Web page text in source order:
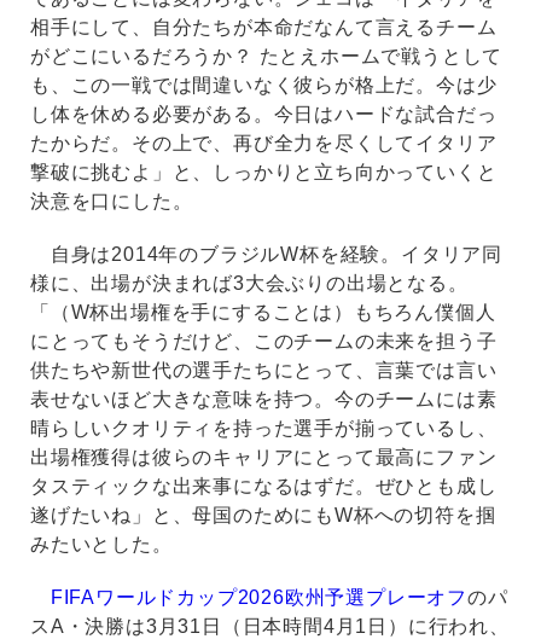
相手にして、自分たちが本命だなんて言えるチーム
がどこにいるだろうか？ たとえホームで戦うとして
も、この一戦では間違いなく彼らが格上だ。今は少
し体を休める必要がある。今日はハードな試合だっ
たからだ。その上で、再び全力を尽くしてイタリア
撃破に挑むよ」と、しっかりと立ち向かっていくと
決意を口にした。
自身は2014年のブラジルW杯を経験。イタリア同
様に、出場が決まれば3大会ぶりの出場となる。
「（W杯出場権を手にすることは）もちろん僕個人
にとってもそうだけど、このチームの未来を担う子
供たちや新世代の選手たちにとって、言葉では言い
表せないほど大きな意味を持つ。今のチームには素
晴らしいクオリティを持った選手が揃っているし、
出場権獲得は彼らのキャリアにとって最高にファン
タスティックな出来事になるはずだ。ぜひとも成し
遂げたいね」と、母国のためにもW杯への切符を掴
みたいとした。
FIFAワールドカップ2026欧州予選プレーオフのパ
スA・決勝は3月31日（日本時間4月1日）に行われ、